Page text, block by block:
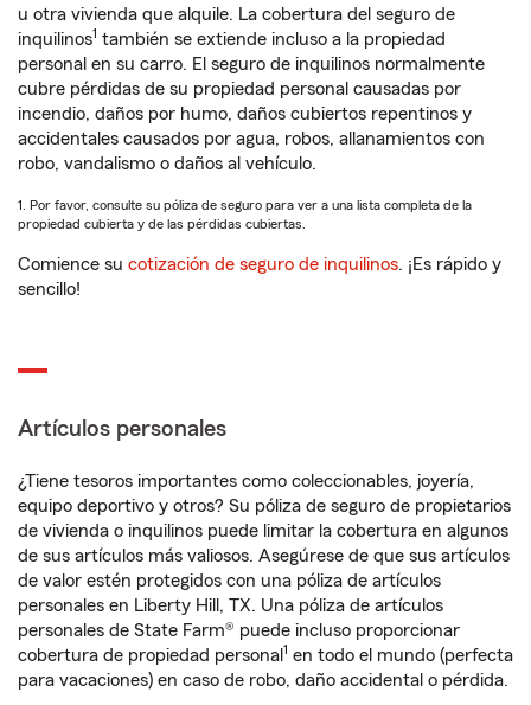
u otra vivienda que alquile. La cobertura del seguro de
inquilinos1 también se extiende incluso a la propiedad
personal en su carro. El seguro de inquilinos normalmente
cubre pérdidas de su propiedad personal causadas por
incendio, daños por humo, daños cubiertos repentinos y
accidentales causados por agua, robos, allanamientos con
robo, vandalismo o daños al vehículo.
1. Por favor, consulte su póliza de seguro para ver a una lista completa de la
propiedad cubierta y de las pérdidas cubiertas.
Comience su cotización de seguro de inquilinos. ¡Es rápido y
sencillo!
Artículos personales
¿Tiene tesoros importantes como coleccionables, joyería,
equipo deportivo y otros? Su póliza de seguro de propietarios
de vivienda o inquilinos puede limitar la cobertura en algunos
de sus artículos más valiosos. Asegúrese de que sus artículos
de valor estén protegidos con una póliza de artículos
personales en Liberty Hill, TX. Una póliza de artículos
personales de State Farm® puede incluso proporcionar
cobertura de propiedad personal 1 en todo el mundo (perfecta
para vacaciones) en caso de robo, daño accidental o pérdida.